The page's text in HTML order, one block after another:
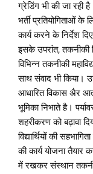
ग्रेडिंग भी की जा रही
भर्ती प्रतियोगिताओं के
कार्य करने के निर्देश
इसके उपरांत, तकनीकी
विभिन्न तकनीकी
साथ संवाद भी किया।
आधारित विकास अैर
भूमिका निभाते है।
शहरीकरण को बढ़ावा
विद्यार्थियों की
की कार्य योजना तैयार
में रखकर संस्थान